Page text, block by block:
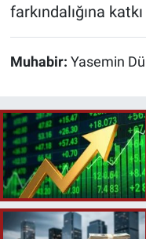
farkındalığına
Muhabir: Yasemin